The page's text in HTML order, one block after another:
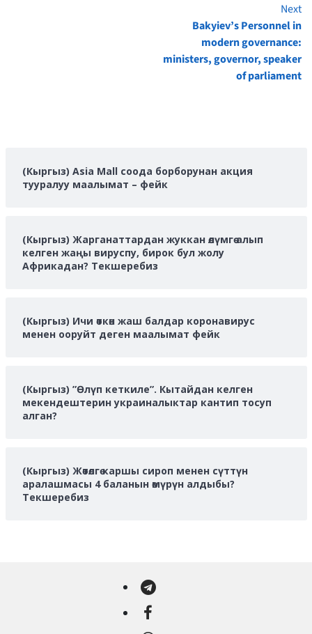
Next
Bakyiev’s Personnel in
modern governance:
ministers, governor, speaker
of parliament
(Кыргыз) Asia Mall соода борборунан акция
тууралуу маалымат – фейк
(Кыргыз) Жарганаттардан жуккан өлүмгө алып
келген жаңы вируспу, бирок бул жолу
Африкадан? Текшеребиз
(Кыргыз) Ичи өткөн жаш балдар коронавирус
менен ооруйт деген маалымат фейк
(Кыргыз) ”Өлүп кеткиле”. Кытайдан келген
мекендештерин украиналыктар кантип тосуп
алган?
(Кыргыз) Жөтөлгө каршы сироп менен сүттүн
аралашмасы 4 баланын өмүрүн алдыбы?
Текшеребиз
Telegram
Facebook